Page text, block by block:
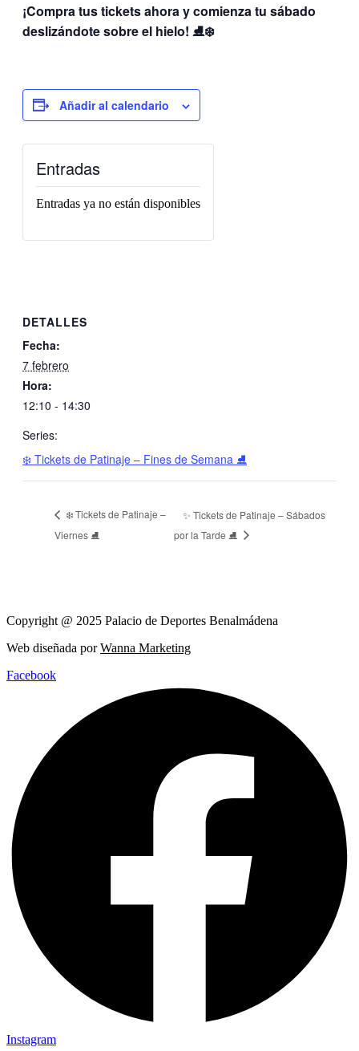
¡Compra tus tickets ahora y comienza tu sábado
deslizándote sobre el hielo! ⛸️❄️
Añadir al calendario
DETALLES
Fecha:
7 febrero
Hora:
12:10 - 14:30
Series:
❄️ Tickets de Patinaje – Fines de Semana ⛸️
Entradas
Entradas ya no están disponibles
❄️ Tickets de Patinaje –
Viernes ⛸️
✨ Tickets de Patinaje – Sábados
por la Tarde ⛸️
Copyright @ 2025 Palacio de Deportes Benalmádena
Web diseñada porWanna Marketing
Facebook
Instagram